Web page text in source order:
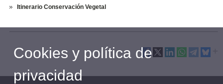
Itinerario Conservación Vegetal
Cookies y política de
privacidad